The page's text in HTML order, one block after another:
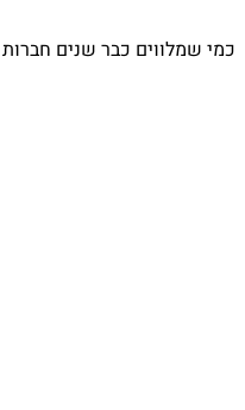
כמי שמלווים כבר שנים